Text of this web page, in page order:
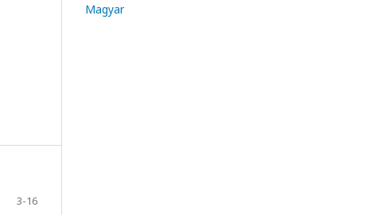
3-16
Magyar